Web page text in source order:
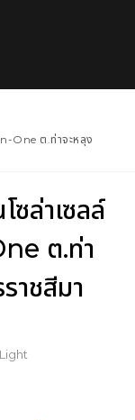
One ต.ท่าจะหลุง
ซล่าเซลล์
ต.ท่า
าชสีมา